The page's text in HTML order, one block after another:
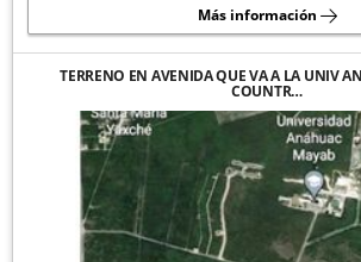
Más información
TERRENO EN AVENIDA QUE VA A LA UNIV
COUNTR…